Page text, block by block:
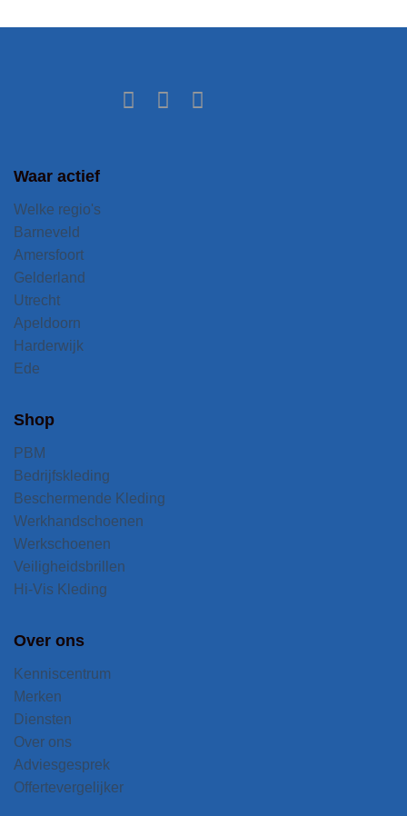
Waar actief
Welke regio's
Barneveld
Amersfoort
Gelderland
Utrecht
Apeldoorn
Harderwijk
Ede
Shop
PBM
Bedrijfskleding
Beschermende Kleding
Werkhandschoenen
Werkschoenen
Veiligheidsbrillen
Hi-Vis Kleding
Over ons
Kenniscentrum
Merken
Diensten
Over ons
Adviesgesprek
Offertevergelijker